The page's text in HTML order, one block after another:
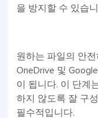
을 방지할 수 있습
원하는 파일의 안
OneDrive 및
이 됩니다. 이 단계
하지 않도록 잘 구
필수적입니다.